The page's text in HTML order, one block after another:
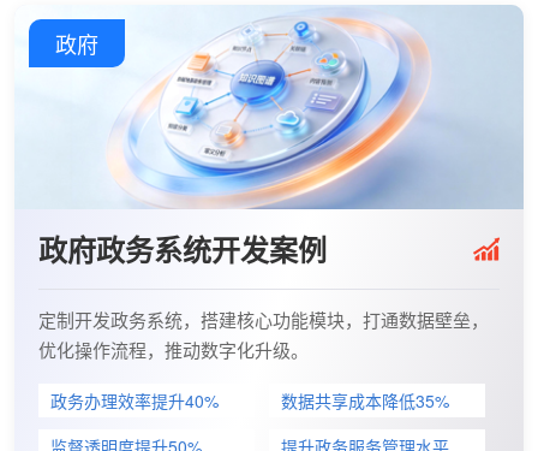
政府
政府政务系统开发案例
定制开发政务系统，搭建核心功能模块，打通数据壁垒，
优化操作流程，推动数字化升级。
政务办理效率提升40%
数据共享成本降低35%
监督透明度提升50%
提升政务服务管理水平